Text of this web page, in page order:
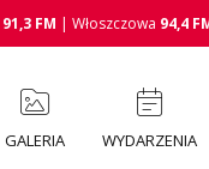
91,3 FM | Włoszczowa 94,4
GALERIA WYDARZENIA